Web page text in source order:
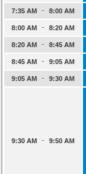
7:35 AM - 8:00 AM
8:00 AM - 8:20 AM
8:20 AM - 8:45 AM
8:45 AM - 9:05 AM
9:05 AM - 9:30 AM
9:30 AM - 9:50 AM